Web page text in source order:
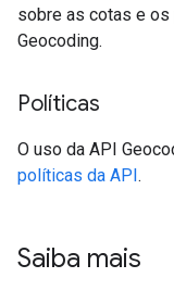
sobre as cotas e
Geocoding.
Políticas
O uso da API
políticas da API.
Saiba mais